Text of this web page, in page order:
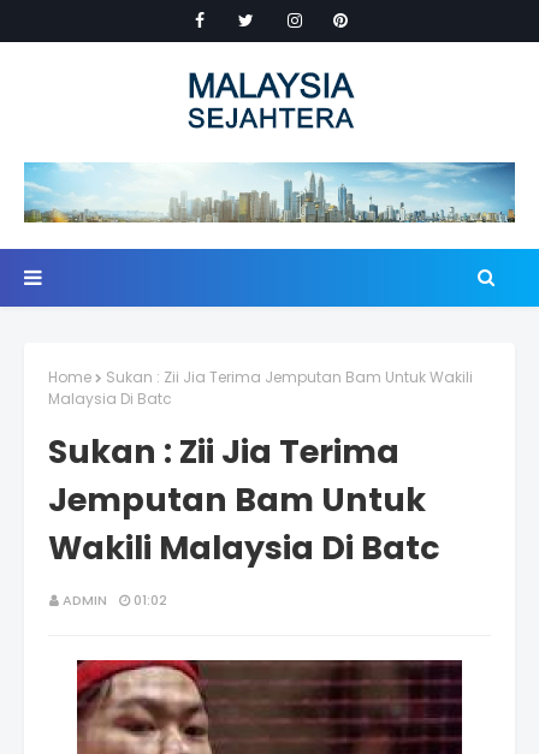
Home
Sukan : Zii Jia Terima Jemputan Bam Untuk Wakili
Malaysia Di Batc
Sukan : Zii Jia Terima
Jemputan Bam Untuk
Wakili Malaysia Di Batc
ADMIN 01:02